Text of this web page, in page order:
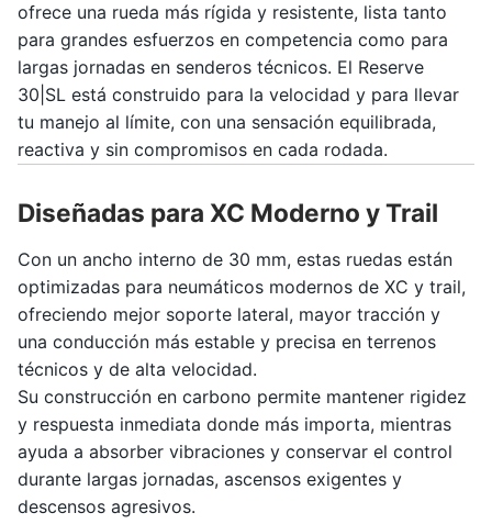
ofrece una rueda más rígida y resistente, lista tanto
para grandes esfuerzos en competencia como para
largas jornadas en senderos técnicos. El Reserve
30|SL está construido para la velocidad y para llevar
tu manejo al límite, con una sensación equilibrada,
reactiva y sin compromisos en cada rodada.
Diseñadas para XC Moderno y Trail
Con un ancho interno de 30 mm, estas ruedas están
optimizadas para neumáticos modernos de XC y trail,
ofreciendo mejor soporte lateral, mayor tracción y
una conducción más estable y precisa en terrenos
técnicos y de alta velocidad.
Su construcción en carbono permite mantener rigidez
y respuesta inmediata donde más importa, mientras
ayuda a absorber vibraciones y conservar el control
durante largas jornadas, ascensos exigentes y
descensos agresivos.